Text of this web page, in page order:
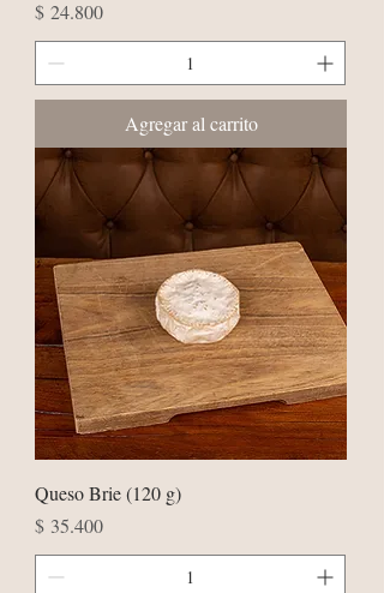
Precio
$ 24.800
Agregar al carrito
Queso Brie (120 g)
Precio
$ 35.400